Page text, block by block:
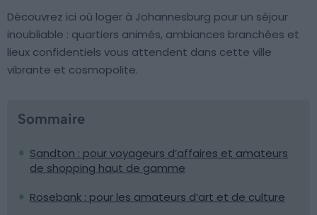
Découvrez ici où loger à Johannesburg pour un séjour
inoubliable : quartiers animés, ambiances branchées et
lieux confidentiels vous attendent dans cette ville
vibrante et cosmopolite.
Sommaire
Sandton : pour voyageurs d’affaires et amateurs
de shopping haut de gamme
Rosebank : pour les amateurs d’art et de culture